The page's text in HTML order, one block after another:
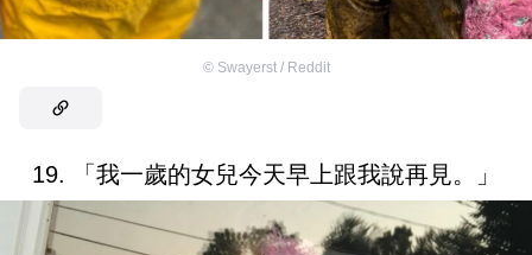
© Swayerst / Reddit
19. 「我一歲的女兒今天早上跟我說再見。」